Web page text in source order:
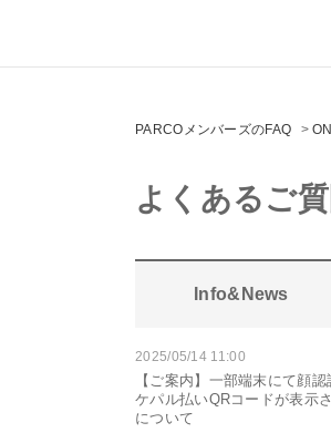
PARCOメンバーズのFAQ >
よくあるご質
Info&News
2025/05/14 11:00
【ご案内】一部端末にて顔
ケパル払いQRコードが表示
について